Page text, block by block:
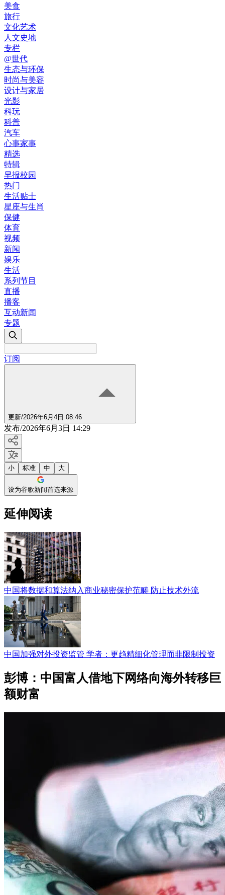
美食
旅行
文化艺术
人文史地
专栏
@世代
生态与环保
时尚与美容
设计与家居
光影
科玩
科普
汽车
心事家事
精选
特辑
早报校园
热门
生活贴士
星座与生肖
保健
体育
视频
新闻
娱乐
生活
系列节目
直播
播客
互动新闻
专题
订阅
更新/2026年6月4日 08:46
发布/2026年6月3日 14:29
小 标准 中 大
设为谷歌新闻首选来源
延伸阅读
中国将数据和算法纳入商业秘密保护范畴 防止技术外流
中国加强对外投资监管 学者：更趋精细化管理而非限制投资
彭博：中国富人借地下网络向海外转移巨
额财富